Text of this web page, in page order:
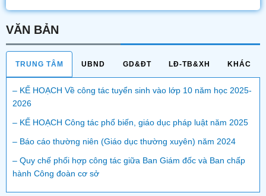
VĂN BẢN
TRUNG TÂM UBND GD&ĐT LĐ-TB&XH KHÁC
– KẾ HOẠCH Về công tác tuyển sinh vào lớp 10 năm học 2025-
2026
– KẾ HOẠCH Công tác phổ biến, giáo dục pháp luật năm 2025
– Báo cáo thường niên (Giáo dục thường xuyên) năm 2024
– Quy chế phối hợp công tác giữa Ban Giám đốc và Ban chấp
hành Công đoàn cơ sở